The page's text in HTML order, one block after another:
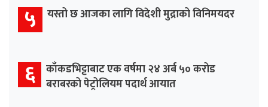
५ यस्तो छ आजका लागि विदेशी मुद्राको विनिमयदर
६ काँकडभिट्टाबाट एक वर्षमा २४ अर्ब ५० करोड
बराबरको पेट्रोलियम पदार्थ आयात